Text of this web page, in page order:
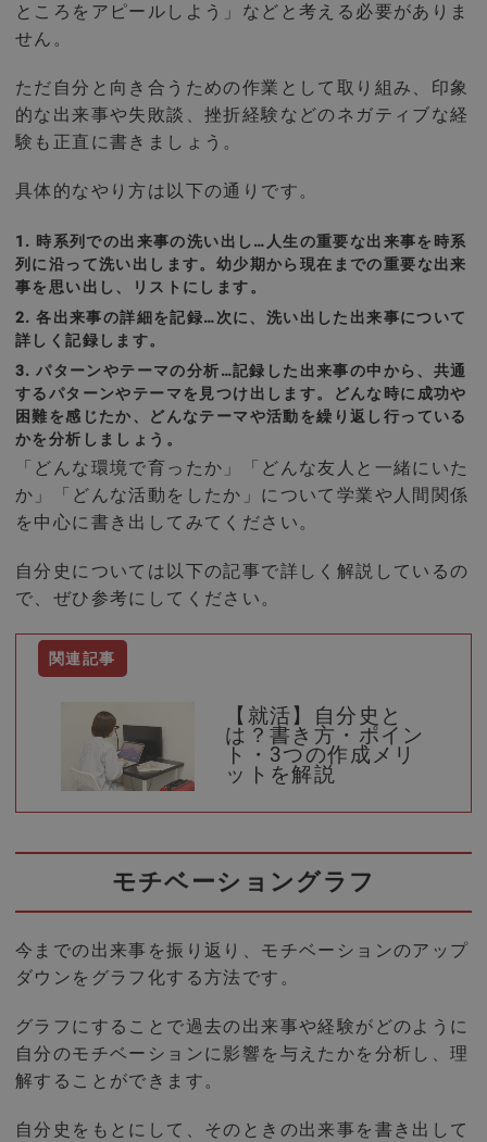
ところをアピールしよう」などと考える必要がありま
せん。
ただ自分と向き合うための作業として取り組み、印象
的な出来事や失敗談、挫折経験などのネガティブな経
験も正直に書きましょう。
具体的なやり方は以下の通りです。
時系列での出来事の洗い出し…人生の重要な出来事を時系
列に沿って洗い出します。幼少期から現在までの重要な出来
事を思い出し、リストにします。
各出来事の詳細を記録…次に、洗い出した出来事について
詳しく記録します。
パターンやテーマの分析…記録した出来事の中から、共通
するパターンやテーマを見つけ出します。どんな時に成功や
困難を感じたか、どんなテーマや活動を繰り返し行っている
かを分析しましょう。
「どんな環境で育ったか」「どんな友人と一緒にいた
か」「どんな活動をしたか」について学業や人間関係
を中心に書き出してみてください。
自分史については以下の記事で詳しく解説しているの
で、ぜひ参考にしてください。
【就活】自分史と
は？書き方・ポイン
ト・3つの作成メリ
ットを解説
モチベーショングラフ
今までの出来事を振り返り、モチベーションのアップ
ダウンをグラフ化する方法です。
グラフにすることで過去の出来事や経験がどのように
自分のモチベーションに影響を与えたかを分析し、理
解することができます。
自分史をもとにして、そのときの出来事を書き出して